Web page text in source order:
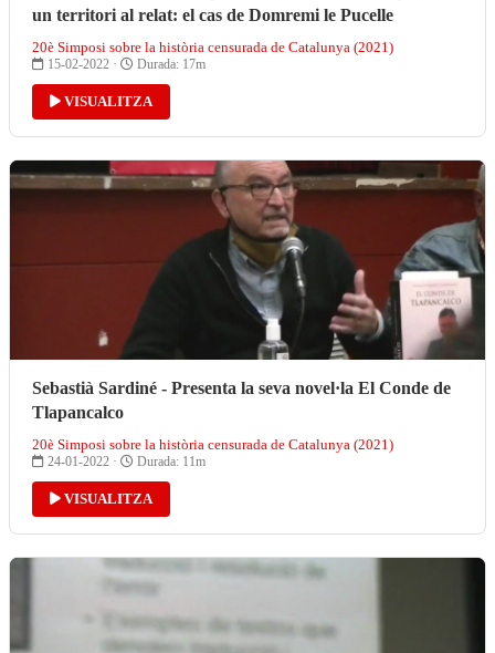
un territori al relat: el cas de Domremi le Pucelle
20è Simposi sobre la història censurada de Catalunya (2021)
15-02-2022 · Durada: 17m
VISUALITZA
Sebastià Sardiné - Presenta la seva novel·la El Conde de
Tlapancalco
20è Simposi sobre la història censurada de Catalunya (2021)
24-01-2022 · Durada: 11m
VISUALITZA